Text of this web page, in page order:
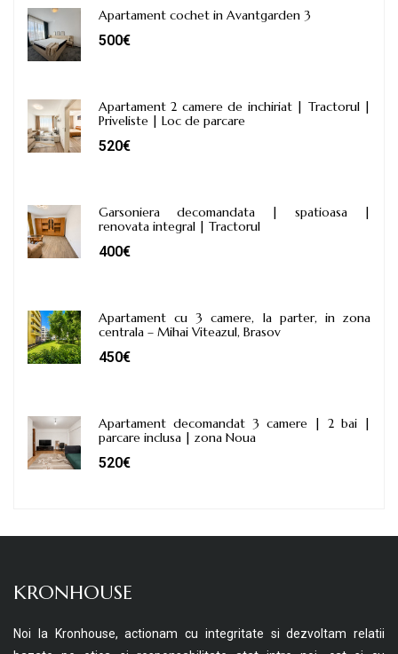
Apartament cochet in Avantgarden 3
500€
Apartament 2 camere de inchiriat | Tractorul |
Priveliste | Loc de parcare
520€
Garsoniera decomandata | spatioasa |
renovata integral | Tractorul
400€
Apartament cu 3 camere, la parter, in zona
centrala – Mihai Viteazul, Brasov
450€
Apartament decomandat 3 camere | 2 bai |
parcare inclusa | zona Noua
520€
KRONHOUSE
Noi la Kronhouse, actionam cu integritate si dezvoltam relatii